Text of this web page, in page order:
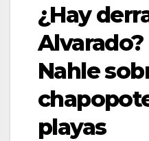
¿Hay
Nahle
playas